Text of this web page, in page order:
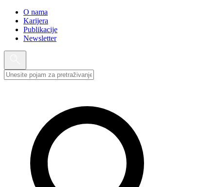
O nama
Karijera
Publikacije
Newsletter